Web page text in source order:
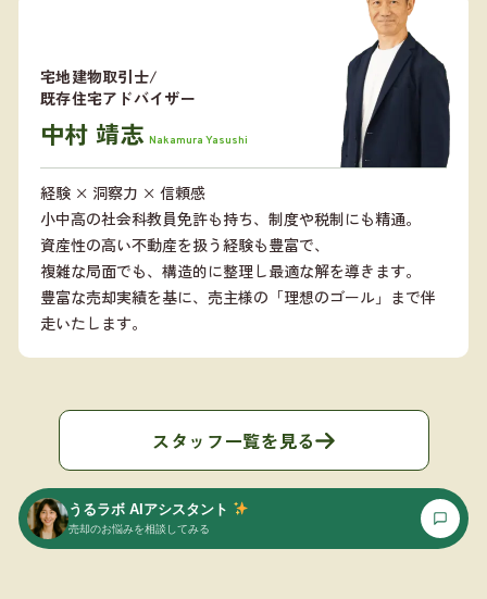
宅地建物取引士/
既存住宅アドバイザー
中村 靖志 Nakamura Yasushi
経験 × 洞察力 × 信頼感
小中高の社会科教員免許も持ち、制度や税制にも精通。
資産性の高い不動産を扱う経験も豊富で、
複雑な局面でも、構造的に整理し最適な解を導きます。
豊富な売却実績を基に、売主様の「理想のゴール」まで伴
走いたします。
スタッフ一覧を見る
うるラボ AIアシスタント
売却のお悩みを相談してみる